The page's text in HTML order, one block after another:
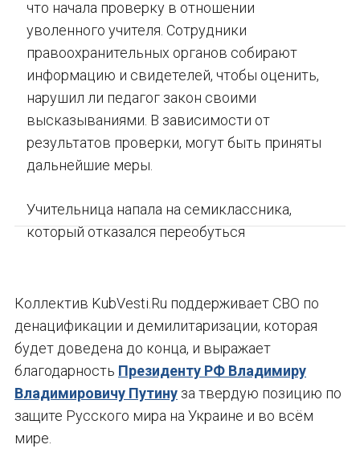
что начала проверку в отношении
уволенного учителя. Сотрудники
правоохранительных органов собирают
информацию и свидетелей, чтобы оценить,
нарушил ли педагог закон своими
высказываниями. В зависимости от
результатов проверки, могут быть приняты
дальнейшие меры.
Учительница напала на семиклассника,
который отказался переобуться
Коллектив KubVesti.Ru поддерживает СВО по
денацификации и демилитаризации, которая
будет доведена до конца, и выражает
благодарность Президенту РФ Владимиру
Владимировичу Путину за твердую позицию по
защите Русского мира на Украине и во всём
мире.